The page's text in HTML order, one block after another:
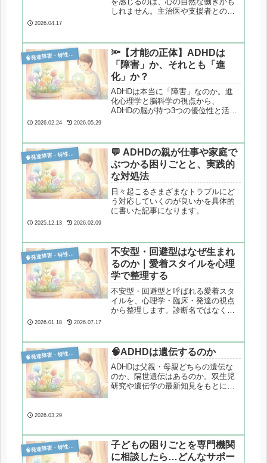
しれません。主治医や支援者との関
2026.04.17

発達障害・特性分析
🔦【才能の正体】ADHDは
「障害」か、それとも「進
化」か？
ADHDは本当に「障害」なのか。進
化心理学と脳科学の視点から、
ADHDの脳が持つ3つの優位性と活か
持つ3つの優位性と活かし方を丁寧に
解説します。
2026.02.24 2026.05.29

発達障害・特性分析
💬 ADHDの親が仕事や家庭で
ぶつかる困りごとと、実践的
な対処法
日々起こるさまざまなトラブルにど
う対応していくのが良いかを具体的
に書いた記事になります。
2025.12.13 2026.02.09

発達障害・特性分析
不安型・回避型はなぜ生まれ
るのか｜愛着スタイルを心理
学で整理する
不安型・回避型と呼ばれる愛着スタ
イルを、心理学・臨床・発達の視点
から整理します。診断名ではなく、
2026.01.18 2026.07.17

発達障害・特性分析 🧠ADHDは遺伝するのか
ADHDは父親・母親どちらの遺伝な
のか、隔世遺伝はあるのか。双生児
研究や遺伝学の最新知見をもとに、
2026.03.29

発達障害・特性分析
子どもの困りごとを専門機関
に相談したら…どんなサポー